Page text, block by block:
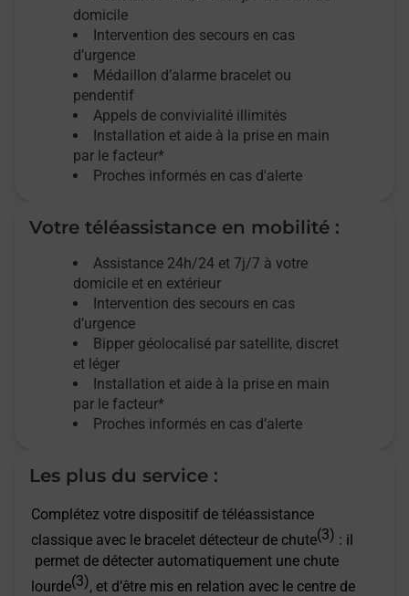
domicile
Intervention des secours en cas
d’urgence
Médaillon d’alarme bracelet ou
pendentif
Appels de convivialité illimités
Installation et aide à la prise en main
par le facteur*
Proches informés en cas d'alerte
Votre téléassistance en mobilité :
Assistance 24h/24 et 7j/7 à votre
domicile et en extérieur
Intervention des secours en cas
d’urgence
Bipper géolocalisé par satellite, discret
et léger
Installation et aide à la prise en main
par le facteur*
Proches informés en cas d’alerte
Les plus du service :
Complétez votre dispositif de téléassistance
classique avec le bracelet détecteur de chute(3) : il
permet de détecter automatiquement une chute
lourde(3), et d’être mis en relation avec le centre de